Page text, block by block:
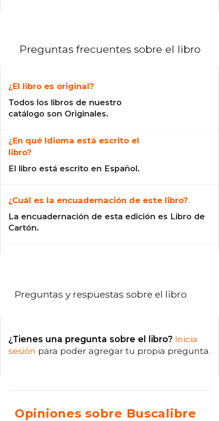
Preguntas frecuentes sobre el libro
¿El libro es original?
Todos los libros de nuestro
catálogo son Originales.
¿En qué Idioma está escrito el
libro?
El libro está escrito en Español.
¿Cuál es la encuadernación de este libro?
La encuadernación de esta edición es Libro de
Cartón.
Preguntas y respuestas sobre el libro
¿Tienes una pregunta sobre el libro? Inicia
sesión para poder agregar tu propia pregunta.
Opiniones sobre Buscalibre